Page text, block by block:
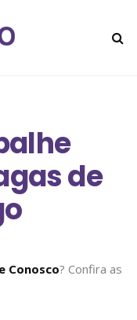
de
Conosco? Confira as